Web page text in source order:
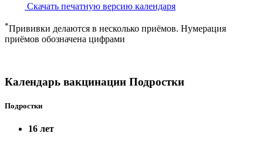
Скачать печатную версию календаря
*Прививки делаются в несколько приёмов. Нумерация
приёмов обозначена цифрами
Календарь вакцинации Подростки
Подростки
16 лет